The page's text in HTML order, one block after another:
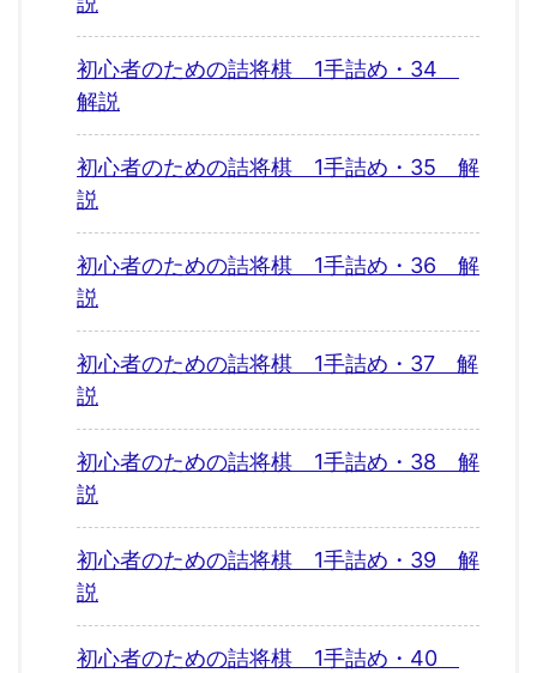
初心者のための詰将棋 1手詰め・34
解説
初心者のための詰将棋 1手詰め・35 解
説
初心者のための詰将棋 1手詰め・36 解
説
初心者のための詰将棋 1手詰め・37 解
説
初心者のための詰将棋 1手詰め・38 解
説
初心者のための詰将棋 1手詰め・39 解
説
初心者のための詰将棋 1手詰め・40